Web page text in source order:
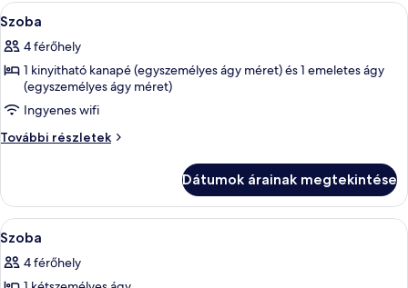
A
következő
szoba
összes
képének
megtekintése:
Szoba
Hangszigetelés, gyerekágy/
14
Szoba
4 férőhely
1 kinyitható kanapé (egyszemélyes ágy méret) és 1 emeletes ágy
(egyszemélyes ágy méret)
Ingyenes wifi
További részletek
Szoba
Dátumok árainak megtekintése
A
következő
szoba
Hangszigetelés, gyerekágy/
11
Szoba
4 férőhely